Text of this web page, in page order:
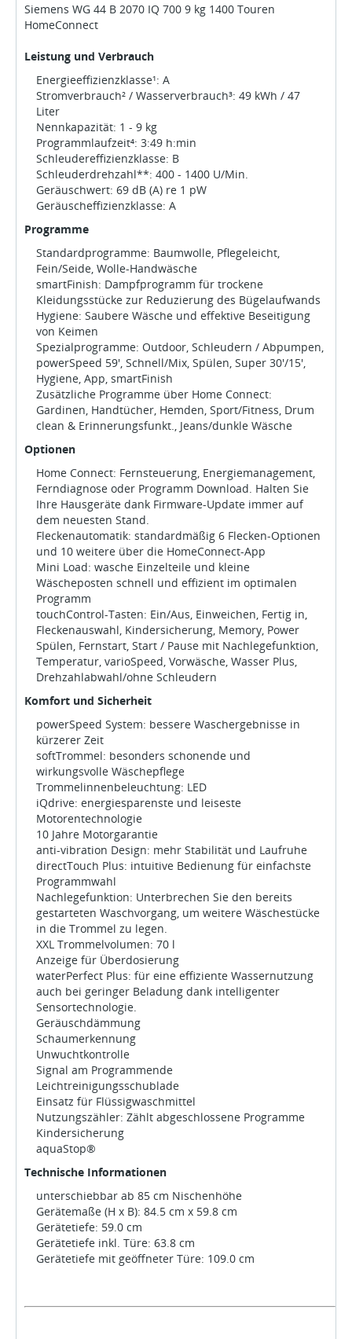
Siemens WG 44 B 2070 IQ 700 9 kg 1400 Touren
HomeConnect
Leistung und Verbrauch
Energieeffizienzklasse¹: A
Stromverbrauch² / Wasserverbrauch³: 49 kWh / 47
Liter
Nennkapazität: 1 - 9 kg
Programmlaufzeit⁴: 3:49 h:min
Schleudereffizienzklasse: B
Schleuderdrehzahl**: 400 - 1400 U/Min.
Geräuschwert: 69 dB (A) re 1 pW
Geräuscheffizienzklasse: A
Programme
Standardprogramme: Baumwolle, Pflegeleicht,
Fein/Seide, Wolle-Handwäsche
smartFinish: Dampfprogramm für trockene
Kleidungsstücke zur Reduzierung des Bügelaufwands
Hygiene: Saubere Wäsche und effektive Beseitigung
von Keimen
Spezialprogramme: Outdoor, Schleudern / Abpumpen,
powerSpeed 59', Schnell/Mix, Spülen, Super 30'/15',
Hygiene, App, smartFinish
Zusätzliche Programme über Home Connect:
Gardinen, Handtücher, Hemden, Sport/Fitness, Drum
clean & Erinnerungsfunkt., Jeans/dunkle Wäsche
Optionen
Home Connect: Fernsteuerung, Energiemanagement,
Ferndiagnose oder Programm Download. Halten Sie
Ihre Hausgeräte dank Firmware-Update immer auf
dem neuesten Stand.
Fleckenautomatik: standardmäßig 6 Flecken-Optionen
und 10 weitere über die HomeConnect-App
Mini Load: wasche Einzelteile und kleine
Wäscheposten schnell und effizient im optimalen
Programm
touchControl-Tasten: Ein/Aus, Einweichen, Fertig in,
Fleckenauswahl, Kindersicherung, Memory, Power
Spülen, Fernstart, Start / Pause mit Nachlegefunktion,
Temperatur, varioSpeed, Vorwäsche, Wasser Plus,
Drehzahlabwahl/ohne Schleudern
Komfort und Sicherheit
powerSpeed System: bessere Waschergebnisse in
kürzerer Zeit
softTrommel: besonders schonende und
wirkungsvolle Wäschepflege
Trommelinnenbeleuchtung: LED
iQdrive: energiesparenste und leiseste
Motorentechnologie
10 Jahre Motorgarantie
anti-vibration Design: mehr Stabilität und Laufruhe
directTouch Plus: intuitive Bedienung für einfachste
Programmwahl
Nachlegefunktion: Unterbrechen Sie den bereits
gestarteten Waschvorgang, um weitere Wäschestücke
in die Trommel zu legen.
XXL Trommelvolumen: 70 l
Anzeige für Überdosierung
waterPerfect Plus: für eine effiziente Wassernutzung
auch bei geringer Beladung dank intelligenter
Sensortechnologie.
Geräuschdämmung
Schaumerkennung
Unwuchtkontrolle
Signal am Programmende
Leichtreinigungsschublade
Einsatz für Flüssigwaschmittel
Nutzungszähler: Zählt abgeschlossene Programme
Kindersicherung
aquaStop®
Technische Informationen
unterschiebbar ab 85 cm Nischenhöhe
Gerätemaße (H x B): 84.5 cm x 59.8 cm
Gerätetiefe: 59.0 cm
Gerätetiefe inkl. Türe: 63.8 cm
Gerätetiefe mit geöffneter Türe: 109.0 cm